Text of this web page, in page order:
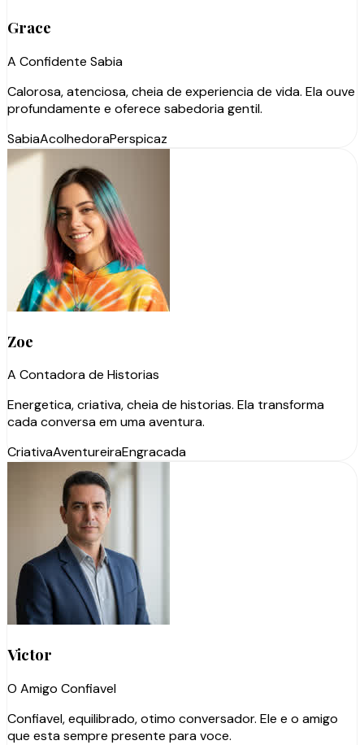
Grace
A Confidente Sabia
Calorosa, atenciosa, cheia de experiencia de vida. Ela ouve
profundamente e oferece sabedoria gentil.
SabiaAcolhedoraPerspicaz
Zoe
A Contadora de Historias
Energetica, criativa, cheia de historias. Ela transforma
cada conversa em uma aventura.
CriativaAventureiraEngracada
Victor
O Amigo Confiavel
Confiavel, equilibrado, otimo conversador. Ele e o amigo
que esta sempre presente para voce.